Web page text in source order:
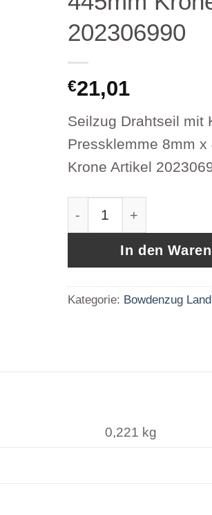
202306990
€21,01
Seilzug Drahtseil mit
Pressklemme 8mm x
Krone Artikel
Seilzug Drahtseil mit
In den
Kategorie: Bowdenzug
0,221 kg